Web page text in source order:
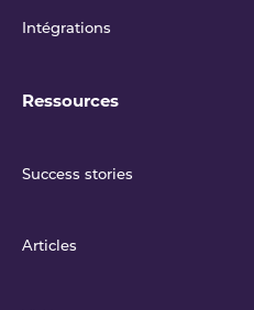
Intégrations
Ressources
Success stories
Articles